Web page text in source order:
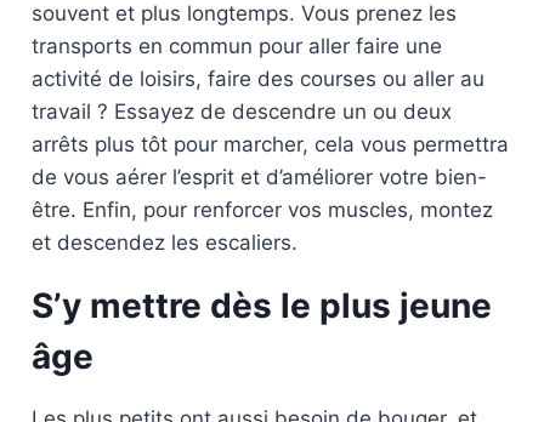
souvent et plus longtemps. Vous prenez les
transports en commun pour aller faire une
activité de loisirs, faire des courses ou aller au
travail ? Essayez de descendre un ou deux
arrêts plus tôt pour marcher, cela vous permettra
de vous aérer l’esprit et d’améliorer votre bien-
être. Enfin, pour renforcer vos muscles, montez
et descendez les escaliers.
S’y mettre dès le plus jeune
âge